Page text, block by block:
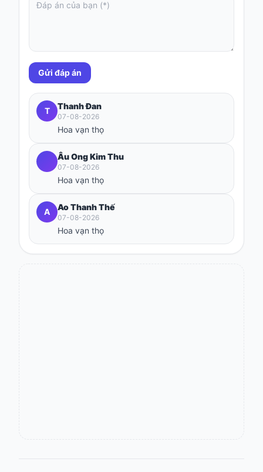
Gửi đáp án
T Thanh Đan
07-08-2026
Hoa vạn thọ
Âu Ong Kim Thu
07-08-2026
Hoa vạn thọ
A Ao Thanh Thế
07-08-2026
Hoa vạn thọ